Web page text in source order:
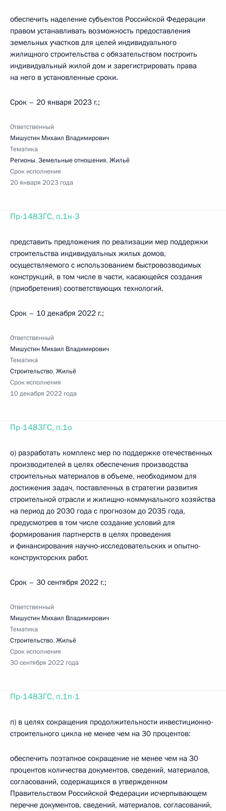
обеспечить наделение субъектов Российской Федерации
правом устанавливать возможность предоставления
земельных участков для целей индивидуального
жилищного строительства с обязательством построить
индивидуальный жилой дом и зарегистрировать права
на него в установленные сроки.
Срок – 20 января 2023 г.;
Ответственный
Мишустин Михаил Владимирович
Тематика
Регионы,Земельные отношения,Жильё
Срок исполнения
20 января 2023 года
Пр-1483ГС, п.1н-3
представить предложения по реализации мер поддержки
строительства индивидуальных жилых домов,
осуществляемого с использованием быстровозводимых
конструкций, в том числе в части, касающейся создания
(приобретения) соответствующих технологий.
Срок – 10 декабря 2022 г.;
Ответственный
Мишустин Михаил Владимирович
Тематика
Строительство,Жильё
Срок исполнения
10 декабря 2022 года
Пр-1483ГС, п.1о
о) разработать комплекс мер по поддержке отечественных
производителей в целях обеспечения производства
строительных материалов в объеме, необходимом для
достижения задач, поставленных в стратегии развития
строительной отрасли и жилищно-коммунального хозяйства
на период до 2030 года с прогнозом до 2035 года,
предусмотрев в том числе создание условий для
формирования партнерств в целях проведения
и финансирования научно-исследовательских и опытно-
конструкторских работ.
Срок – 30 сентября 2022 г.;
Ответственный
Мишустин Михаил Владимирович
Тематика
Строительство,Жильё
Срок исполнения
30 сентября 2022 года
Пр-1483ГС, п.1п-1
п) в целях сокращения продолжительности инвестиционно-
строительного цикла не менее чем на 30 процентов:
обеспечить поэтапное сокращение не менее чем на 30
процентов количества документов, сведений, материалов,
согласований, содержащихся в утвержденном
Правительством Российской Федерации исчерпывающем
перечне документов, сведений, материалов, согласований,